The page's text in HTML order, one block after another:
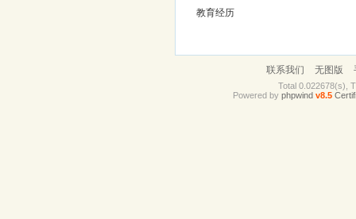
教育经历
联系我们 无图版
Total 0.022678(s),
Powered by phpwind v8.5